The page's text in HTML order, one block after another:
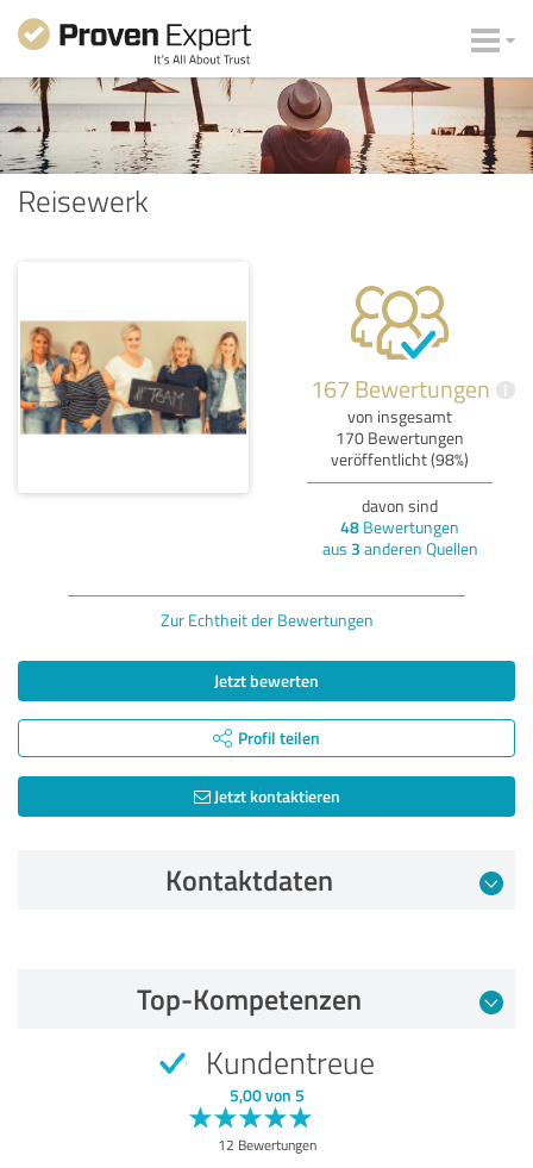
Reisewerk
167 Bewertungen i
von insgesamt
170 Bewertungen
veröffentlicht (98%)
davon sind
48 Bewertungen
aus 3 anderen Quellen
Zur Echtheit der Bewertungen
Jetzt bewerten
Profil teilen
Jetzt kontaktieren
Kontaktdaten
Empfehlung
Top-Kompetenzen
Kundentreue
5,00 von 5
12 Bewertungen